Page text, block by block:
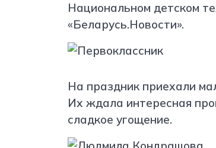
Национальном детском
«Беларусь.Новости».
На праздник приехали
Их ждала интересная
сладкое угощение.